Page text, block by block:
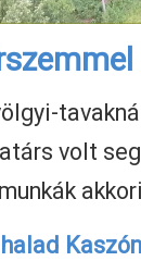
volt